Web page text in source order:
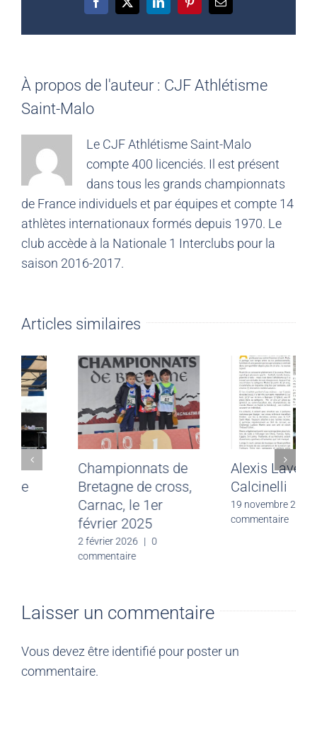
Facebook
X LinkedInPinterestEmail
À propos de l'auteur : CJF Athlétisme
Saint-Malo
Le CJF Athlétisme Saint-Malo
compte 400 licenciés. Il est présent
dans tous les grands championnats
de France individuels et par équipes et compte 14
athlètes internationaux formés depuis 1970. Le
club accède à la Nationale 1 Interclubs pour la
saison 2016-2017.
Articles similaires
1/2 France de
cross, Evreux, Le
15 février 2026
20 février 2026 | 0
commentaire
Championnats de
Bretagne de cross,
Carnac, le 1er
février 2025
Laisser un commentaire
Vous devez être identifié pour poster un
commentaire.